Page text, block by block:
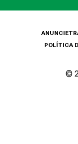
ANUNCIE
POLÍTICA
©